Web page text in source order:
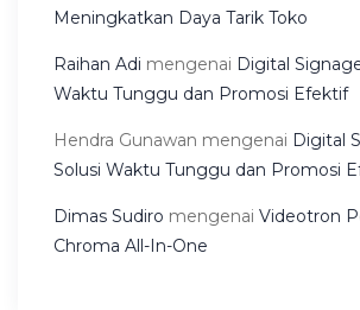
Meningkatkan Daya Tarik Toko
Raihan Adi mengenai Digital
Waktu Tunggu dan Promosi Efektif
Hendra Gunawan mengenai Digital
Solusi Waktu Tunggu dan Promosi
Dimas Sudiro mengenai Videotron
Chroma All-In-One